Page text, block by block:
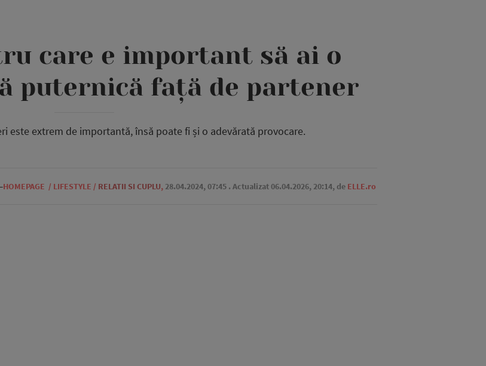
care e important să ai o
puternică față de partener
este extrem de importantă, însă poate fi și o adevărată provocare.
HOMEPAGE / LIFESTYLE / RELATII SI CUPLU, 28.04.2024, 07:45 . Actualizat 06.04.2026, 20:14, de ELLE.ro